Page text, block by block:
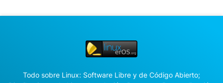
Todo sobre Linux: Software Libre y de Código Abierto;